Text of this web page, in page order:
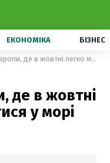
ЕКОНОМІКА БІЗНЕС
4 напрямки Європи, де в жовтні легко можна купатися у морі
де в жовтні
у морі